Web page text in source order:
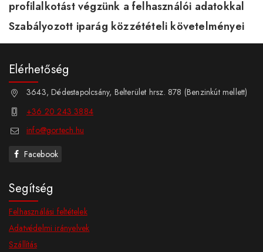
profilalkotást végzünk a felhasználói adatokkal
Szabályozott iparág közzétételi követelményei
Elérhetőség
3643, Dédestapolcsány, Belterület hrsz. 878 (Benzinkút mellett)
+36 20 243 3884
info@gortech.hu
Facebook
Segítség
Felhasználási feltételek
Adatvédelmi irányelvek
Szállítás